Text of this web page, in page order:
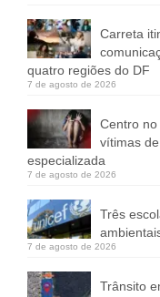
Carreta
quatro regiões do DF
7 de agosto de 2026
Centro
vítimas
especializada
7 de agosto de 2026
Três
7 de agosto de 2026
Trânsito